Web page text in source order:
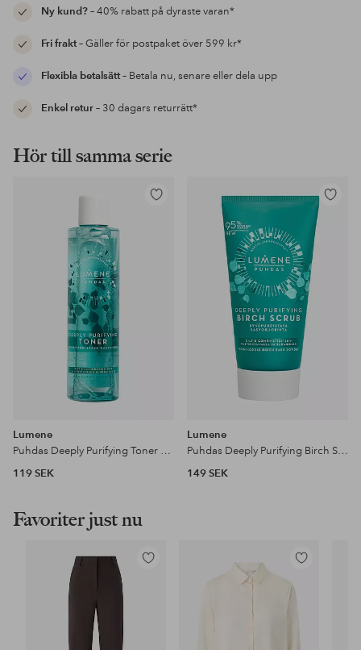
Ny kund?– 40% rabatt på dyraste varan*
Fri frakt– Gäller för postpaket över 599 kr*
Flexibla betalsätt– Betala nu, senare eller dela upp
Enkel retur– 30 dagars returrätt*
Hör till samma serie
Lägg
Lumene
Puhdas Deeply Purifying Toner 200 ml
119 SEK
Lägg
Lumene
Puhdas Deeply Purifying Birch Scrub 75 ml
149 SEK
Favoriter just nu
Lägg
Lägg
i